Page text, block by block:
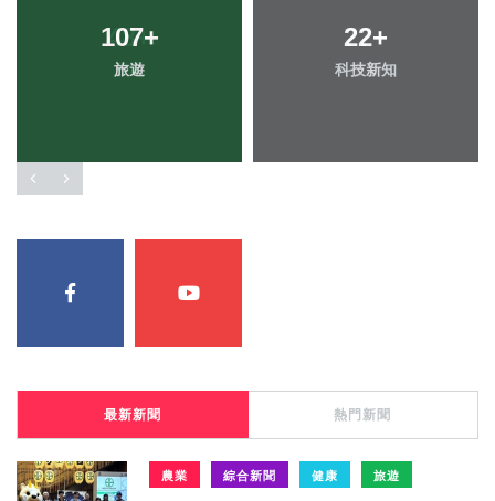
107+
旅遊
22+
科技新知
最新新聞 熱門新聞
農業 綜合新聞 健康 旅遊